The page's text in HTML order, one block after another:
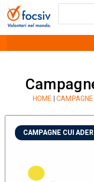
HOME CAMPAGNE
CAMPAGNE CUI